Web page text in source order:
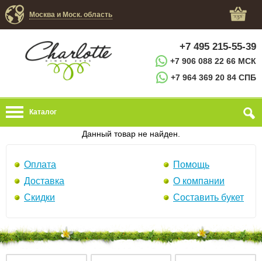
Москва и Моск. область
+7 495 215-55-39
+7 906 088 22 66 МСК
+7 964 369 20 84 СПБ
Каталог
Данный товар не найден.
Оплата
Доставка
Скидки
Помощь
О компании
Составить букет